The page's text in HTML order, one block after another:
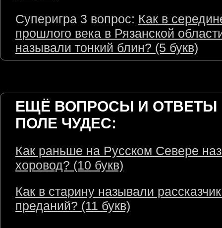
Суперигра 3 вопрос: Как в
прошлого века в Рязанской
называли тонкий блин? (5 букв)
ЕЩЁ ВОПРОСЫ И ОТВЕТЫ
ПОЛЕ ЧУДЕС:
Как раньше на Русском Севере
хоровод? (10 букв)
Как в старину называли
преданий? (11 букв)